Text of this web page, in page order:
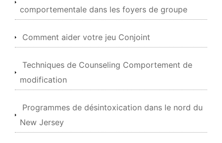
comportementale dans les foyers de groupe
Comment aider votre jeu Conjoint
Techniques de Counseling Comportement de
modification
Programmes de désintoxication dans le nord du
New Jersey